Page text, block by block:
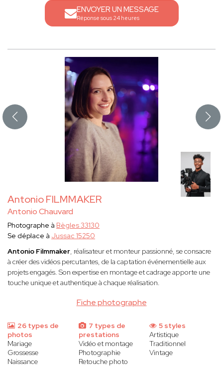
ENVOYER UN MESSAGE
Réponse sous 24 heures
Antonio FILMMAKER
Antonio Chauvard
Fiche photographe
Photographe à Bègles 33130
Se déplace à Jussac 15250
Antonio Filmmaker, réalisateur et monteur passionné, se consacre
à créer des vidéos percutantes, de la captation événementielle aux
projets engagés. Son expertise en montage et cadrage apporte une
touche unique et authentique à chaque réalisation.
26 types de
photos
Mariage
Grossesse
Naissance
7 types de
prestations
Vidéo et montage
Photographie
Retouche photo
5 styles
Artistique
Traditionnel
Vintage